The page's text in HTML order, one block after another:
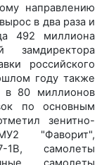
направлению
в два раза и
492 миллиона
российского
году также
в 80 миллионов
по основным
зенитно-
"Фаворит",
1В, самолеты